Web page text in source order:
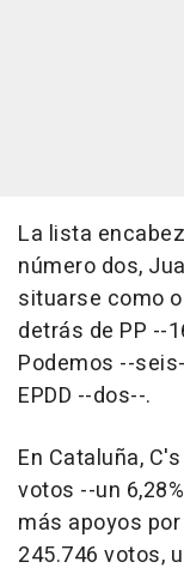
La lista
número dos,
situarse como
detrás de PP --
Podemos --
EPDD --dos--.
En Cataluña,
votos --un
más apoyos
245.746 votos,